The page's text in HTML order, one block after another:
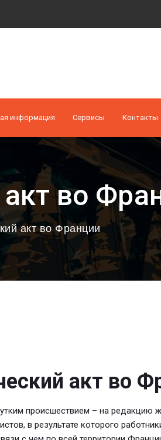
информация Cервисы Контакты
во
акт во Франции
акт во
происшествием – на редакцию
в результате которого